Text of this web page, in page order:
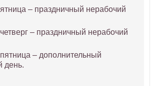
– праздничный нерабочий
– праздничный нерабочий
– дополнительный
день.